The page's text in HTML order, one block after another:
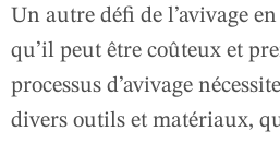
Un autre défi de l’avivage
qu’il peut être coûteux et
processus d’avivage
divers outils et matériaux,